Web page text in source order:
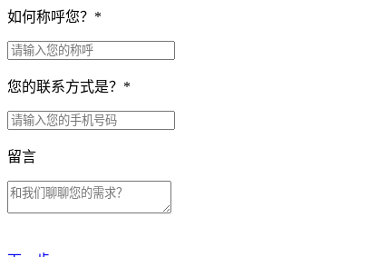
如何称呼您？ *
您的联系方式是？ *
留言